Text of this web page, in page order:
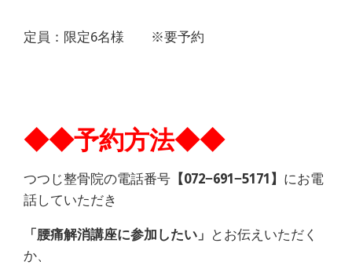
定員：限定6名様 ※要予約
◆◆予約方法◆◆
つつじ整骨院の電話番号 【072−691−5171】 にお電
話していただき
「腰痛解消講座に参加したい」 とお伝えいただく
か、